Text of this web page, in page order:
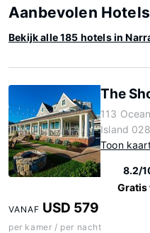
Aanbevolen
Bekijk alle 185 hotels in
The
113
Island
Toon
8.2/
Gratis
VANAF USD 579
per kamer / per nacht